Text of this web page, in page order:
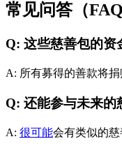
常见问答（FAQ
Q: 这些慈善包的资
A: 所有募得的善款将捐
Q: 还能参与未来的
A: 很可能会有类似的慈